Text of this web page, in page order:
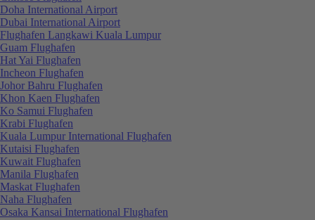
Doha International Airport
Dubai International Airport
Flughafen Langkawi Kuala Lumpur
Guam Flughafen
Hat Yai Flughafen
Incheon Flughafen
Johor Bahru Flughafen
Khon Kaen Flughafen
Ko Samui Flughafen
Krabi Flughafen
Kuala Lumpur International Flughafen
Kutaisi Flughafen
Kuwait Flughafen
Manila Flughafen
Maskat Flughafen
Naha Flughafen
Osaka Kansai International Flughafen